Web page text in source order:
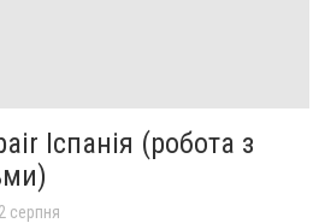
Іспанія (робота з
серпня